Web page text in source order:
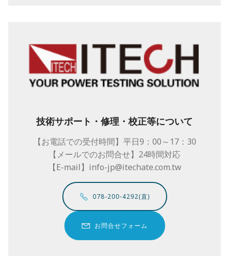
技術サポート・修理・校正等について
【お電話での受付時間】平日9：00～17：30
【メールでのお問合せ】24時間対応
【E-mail】info-jp@itechate.com.tw
078-200-4292(直)
お問合せフォーム